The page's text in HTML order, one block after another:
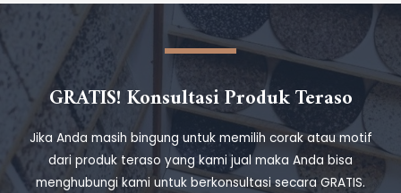
GRATIS! Konsultasi Produk Teraso
Jika Anda masih bingung untuk memilih corak atau motif
dari produk teraso yang kami jual maka Anda bisa
menghubungi kami untuk berkonsultasi secara GRATIS.